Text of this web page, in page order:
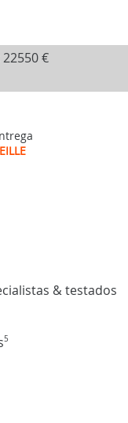
22550 €
& testados
5